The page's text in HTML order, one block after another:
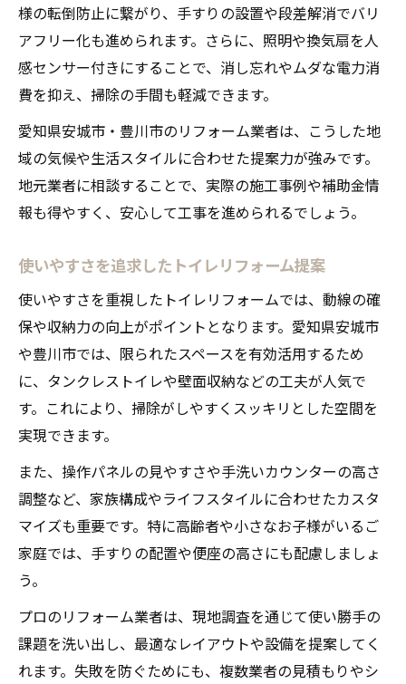
様の転倒防止に繋がり、手すりの設置や段差解消でバリ
アフリー化も進められます。さらに、照明や換気扇を人
感センサー付きにすることで、消し忘れやムダな電力消
費を抑え、掃除の手間も軽減できます。
愛知県安城市・豊川市のリフォーム業者は、こうした地
域の気候や生活スタイルに合わせた提案力が強みです。
地元業者に相談することで、実際の施工事例や補助金情
報も得やすく、安心して工事を進められるでしょう。
使いやすさを追求したトイレリフォーム提案
使いやすさを重視したトイレリフォームでは、動線の確
保や収納力の向上がポイントとなります。愛知県安城市
や豊川市では、限られたスペースを有効活用するため
に、タンクレストイレや壁面収納などの工夫が人気で
す。これにより、掃除がしやすくスッキリとした空間を
実現できます。
また、操作パネルの見やすさや手洗いカウンターの高さ
調整など、家族構成やライフスタイルに合わせたカスタ
マイズも重要です。特に高齢者や小さなお子様がいるご
家庭では、手すりの配置や便座の高さにも配慮しましょ
う。
プロのリフォーム業者は、現地調査を通じて使い勝手の
課題を洗い出し、最適なレイアウトや設備を提案してく
れます。失敗を防ぐためにも、複数業者の見積もりやシ